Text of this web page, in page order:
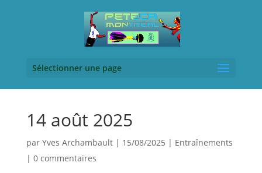
Sélectionner une page
14 août 2025
par Yves Archambault| 15/08/2025 | Entraînements
| 0 commentaires